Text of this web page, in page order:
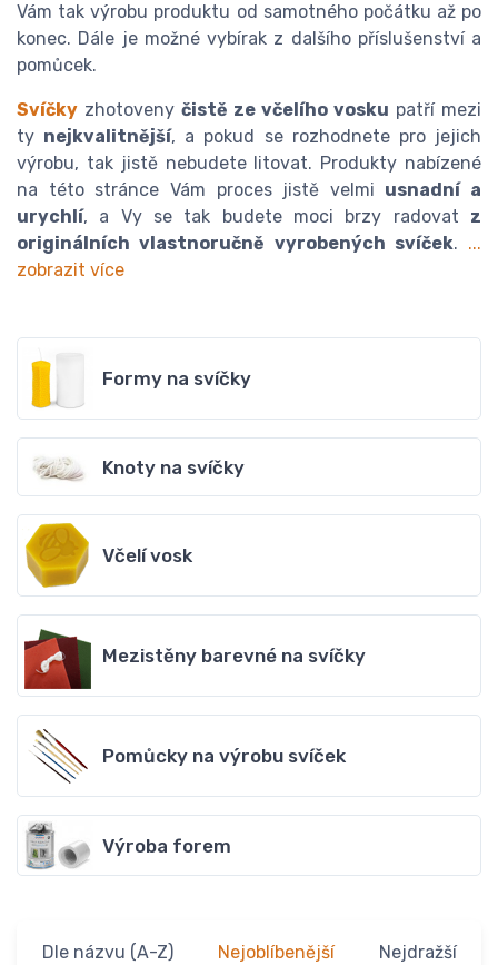
Vám tak výrobu produktu od samotného počátku až po
konec. Dále je možné vybírak z dalšího příslušenství a
pomůcek.
Svíčky zhotoveny čistě ze včelího vosku patří mezi
ty nejkvalitnější, a pokud se rozhodnete pro jejich
výrobu, tak jistě nebudete litovat. Produkty nabízené
na této stránce Vám proces jistě velmi usnadní a
urychlí, a Vy se tak budete moci brzy radovat z
originálních vlastnoručně vyrobených svíček. ...
zobrazit více
Formy na svíčky
Knoty na svíčky
Včelí vosk
Mezistěny barevné na svíčky
Pomůcky na výrobu svíček
Výroba forem
Dle názvu (A-Z) Nejoblíbenější Nejdražší